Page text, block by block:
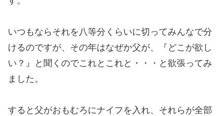
いつもならそれを八等分くらいに切ってみんなで分
けるのですが、その年はなぜか父が、『どこが欲し
い？』と聞くのでこれとこれと・・・と欲張ってみ
ました。
すると父がおもむろにナイフを入れ、それらが全部